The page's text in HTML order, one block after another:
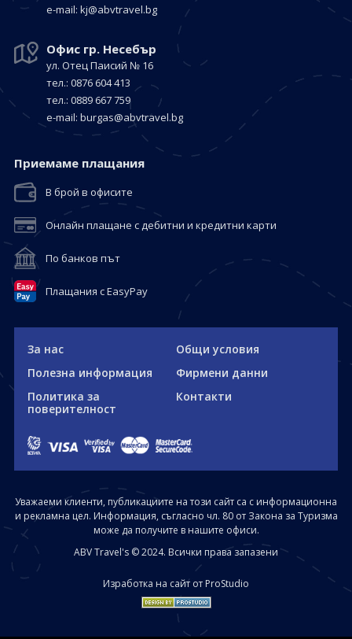
е-mail: kj@abvtravel.bg
Офис гр. Несебър
ул. Отец Паисий № 16
тел.: 0876 604 413
тел.: 0889 667 759
е-mail: burgas@abvtravel.bg
Приемaме плащания
В брой в офисите
Онлайн плащане с дебитни и кредитни карти
По банков път
Плащания с EasyPay
За нас
Общи условия
Полезна информация
Фирмени данни
Политика за
поверителност
Контакти
Уважаеми клиенти, публикациите на този сайт са с информационна
и рекламна цел. Информация, съгласно чл. 80 от Закона за Туризма
може да получите в нашите офиси.
ABV Travel's © 2024. Всички права запазени
Изработка на сайт от ProStudio